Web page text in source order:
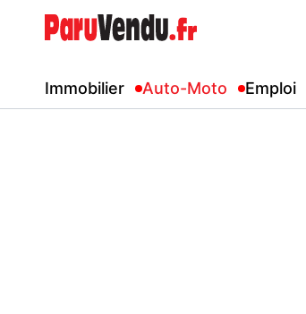
Immobilier Auto-Moto Emploi